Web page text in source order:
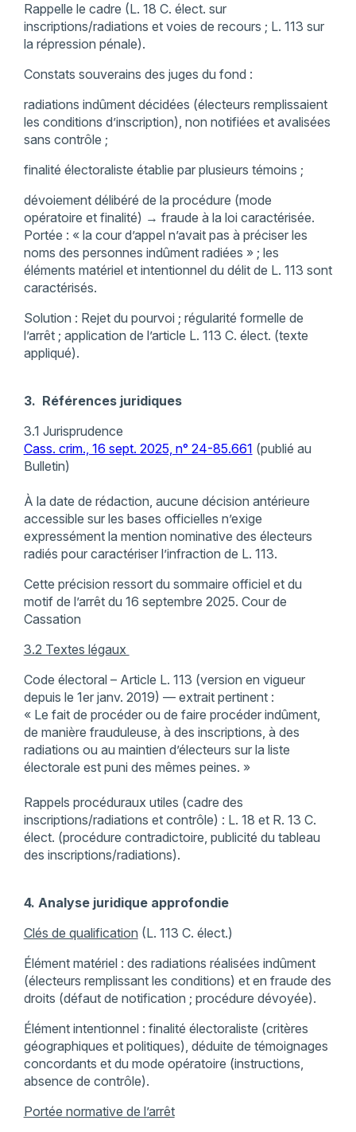
Rappelle le cadre (L. 18 C. élect. sur
inscriptions/radiations et voies de recours ; L. 113 sur
la répression pénale).
Constats souverains des juges du fond :
radiations indûment décidées (électeurs remplissaient
les conditions d’inscription), non notifiées et avalisées
sans contrôle ;
finalité électoraliste établie par plusieurs témoins ;
dévoiement délibéré de la procédure (mode
opératoire et finalité) → fraude à la loi caractérisée.
Portée : « la cour d’appel n’avait pas à préciser les
noms des personnes indûment radiées » ; les
éléments matériel et intentionnel du délit de L. 113 sont
caractérisés.
Solution : Rejet du pourvoi ; régularité formelle de
l’arrêt ; application de l’article L. 113 C. élect. (texte
appliqué).
3. Références juridiques
3.1 Jurisprudence
Cass. crim., 16 sept. 2025, n° 24-85.661 (publié au
Bulletin)
À la date de rédaction, aucune décision antérieure
accessible sur les bases officielles n’exige
expressément la mention nominative des électeurs
radiés pour caractériser l’infraction de L. 113.
Cette précision ressort du sommaire officiel et du
motif de l’arrêt du 16 septembre 2025. Cour de
Cassation
3.2 Textes légaux
Code électoral – Article L. 113 (version en vigueur
depuis le 1er janv. 2019) — extrait pertinent :
« Le fait de procéder ou de faire procéder indûment,
de manière frauduleuse, à des inscriptions, à des
radiations ou au maintien d’électeurs sur la liste
électorale est puni des mêmes peines. »
Rappels procéduraux utiles (cadre des
inscriptions/radiations et contrôle) : L. 18 et R. 13 C.
élect. (procédure contradictoire, publicité du tableau
des inscriptions/radiations).
4. Analyse juridique approfondie
Clés de qualification (L. 113 C. élect.)
Élément matériel : des radiations réalisées indûment
(électeurs remplissant les conditions) et en fraude des
droits (défaut de notification ; procédure dévoyée).
Élément intentionnel : finalité électoraliste (critères
géographiques et politiques), déduite de témoignages
concordants et du mode opératoire (instructions,
absence de contrôle).
Portée normative de l’arrêt